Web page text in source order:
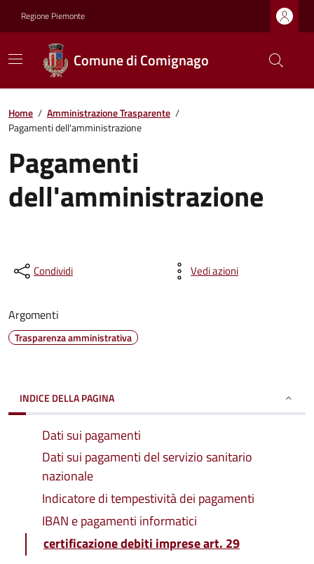
Regione Piemonte
Comune di Comignago
Home / Amministrazione Trasparente /
Pagamenti dell'amministrazione
Pagamenti
dell'amministrazione
Condividi Vedi azioni
Argomenti
Trasparenza amministrativa
INDICE DELLA PAGINA
Dati sui pagamenti
Dati sui pagamenti del servizio sanitario
nazionale
Indicatore di tempestività dei pagamenti
IBAN e pagamenti informatici
certificazione debiti imprese art. 29